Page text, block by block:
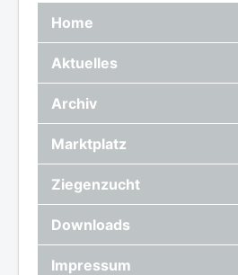
Home
Aktuelles
Archiv
Marktplatz
Ziegenzucht
Downloads
Impressum